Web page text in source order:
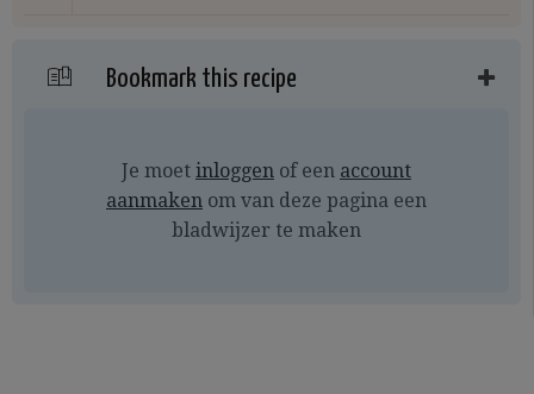
Bookmark this recipe
Je moet inloggen of een account
aanmaken om van deze pagina een
bladwijzer te maken